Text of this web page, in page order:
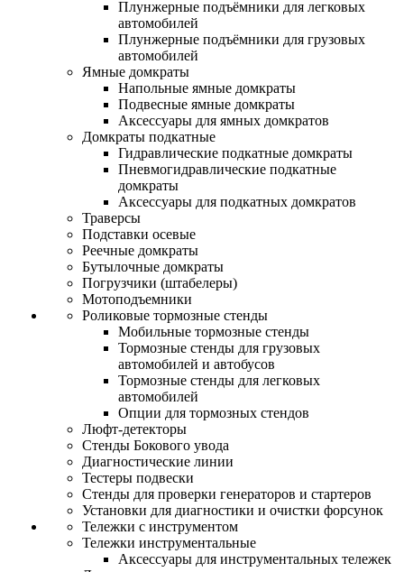
Плунжерные подъёмники для легковых
автомобилей
Плунжерные подъёмники для грузовых
автомобилей
Ямные домкраты
Напольные ямные домкраты
Подвесные ямные домкраты
Аксессуары для ямных домкратов
Домкраты подкатные
Гидравлические подкатные домкраты
Пневмогидравлические подкатные
домкраты
Аксессуары для подкатных домкратов
Траверсы
Подставки осевые
Реечные домкраты
Бутылочные домкраты
Погрузчики (штабелеры)
Мотоподъемники
Роликовые тормозные стенды
Мобильные тормозные стенды
Тормозные стенды для грузовых
автомобилей и автобусов
Тормозные стенды для легковых
автомобилей
Опции для тормозных стендов
Люфт-детекторы
Стенды Бокового увода
Диагностические линии
Тестеры подвески
Стенды для проверки генераторов и стартеров
Установки для диагностики и очистки форсунок
Тележки с инструментом
Тележки инструментальные
Аксессуары для инструментальных тележек